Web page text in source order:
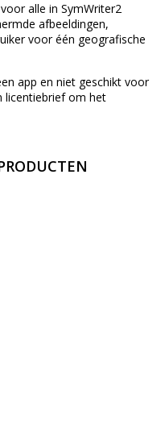
alle in SymWriter2
afbeeldingen,
voor één geografische
app en niet geschikt voor
licentiebrief om het